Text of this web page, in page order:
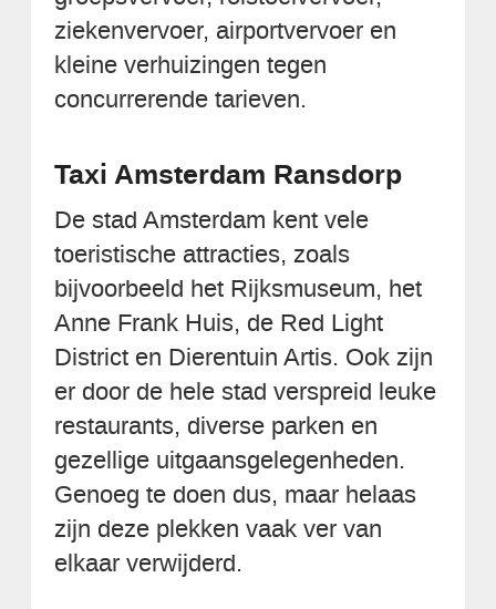
ziekenvervoer, airportvervoer en
kleine verhuizingen tegen
concurrerende tarieven.
Taxi Amsterdam Ransdorp
De stad Amsterdam kent vele
toeristische attracties, zoals
bijvoorbeeld het Rijksmuseum, het
Anne Frank Huis, de Red Light
District en Dierentuin Artis. Ook zijn
er door de hele stad verspreid leuke
restaurants, diverse parken en
gezellige uitgaansgelegenheden.
Genoeg te doen dus, maar helaas
zijn deze plekken vaak ver van
elkaar verwijderd.